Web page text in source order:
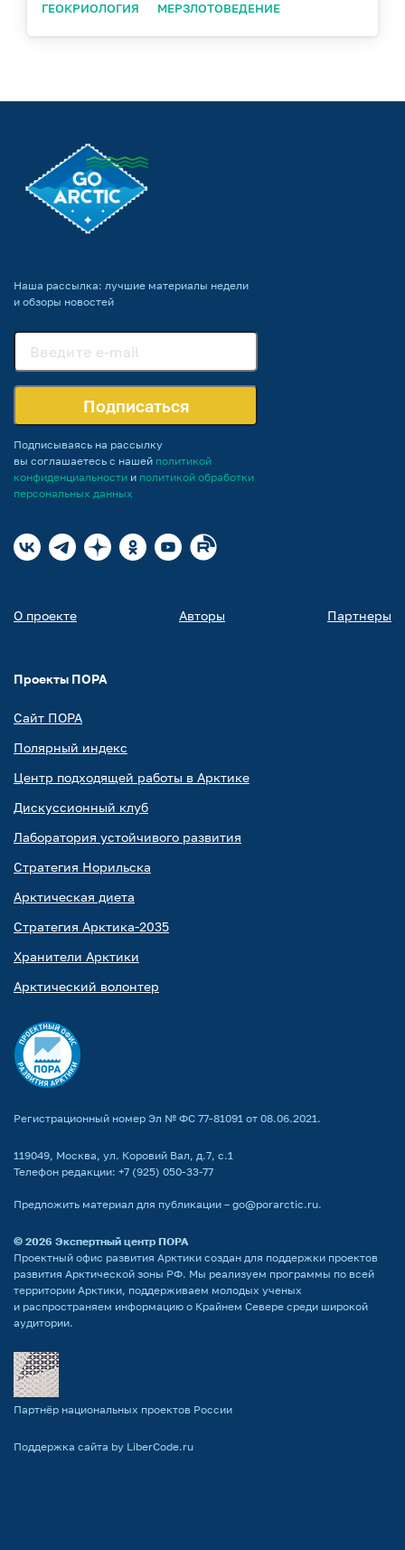
ГЕОКРИОЛОГИЯ МЕРЗЛОТОВЕДЕНИЕ
Наша рассылка: лучшие материалы недели
и обзоры новостей
Подписаться
Подписываясь на рассылку
вы соглашаетесь с нашей политикой
конфиденциальности и политикой обработки
персональных данных
О проекте Авторы Партнеры
Проекты ПОРА
Сайт ПОРА
Полярный индекс
Центр подходящей работы в Арктике
Дискуссионный клуб
Лаборатория устойчивого развития
Стратегия Норильска
Арктическая диета
Стратегия Арктика-2035
Хранители Арктики
Арктический волонтер
Регистрационный номер Эл № ФС 77-81091 от 08.06.2021.
119049, Москва, ул. Коровий Вал, д.7, с.1
Телефон редакции: +7 (925) 050-33-77
Предложить материал для публикации – go@porarctic.ru.
© 2026 Экспертный центр ПОРА
Проектный офис развития Арктики создан для поддержки проектов
развития Арктической зоны РФ. Мы реализуем программы по всей
территории Арктики, поддерживаем молодых ученых
и распространяем информацию о Крайнем Севере среди широкой
аудитории.
Партнёр национальных проектов России
Поддержка сайта by LiberCode.ru